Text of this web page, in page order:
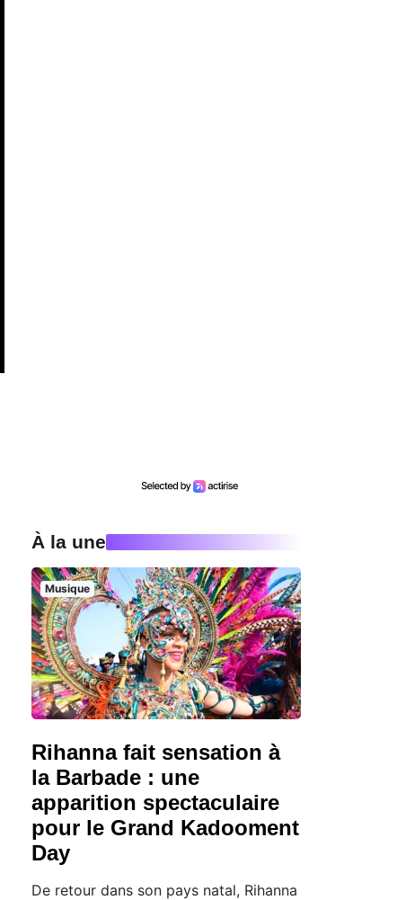
À la une
Musique
Rihanna fait sensation à
la Barbade : une
apparition spectaculaire
pour le Grand Kadooment
Day
De retour dans son pays natal, Rihanna